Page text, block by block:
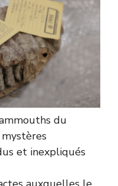
du
et inexpliqués